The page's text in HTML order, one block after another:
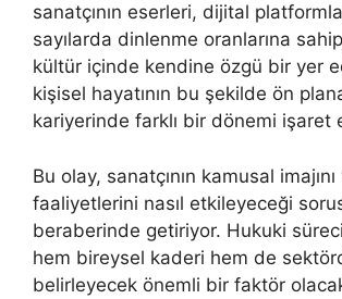
sanatçının eserleri, dijital
sayılarda dinlenme oranlarına
kültür içinde kendine özgü bir yer
kişisel hayatının bu şekilde ön
kariyerinde farklı bir dönemi işaret
Bu olay, sanatçının kamusal
faaliyetlerini nasıl etkileyeceği
beraberinde getiriyor. Hukuki
hem bireysel kaderi hem de
belirleyecek önemli bir faktör